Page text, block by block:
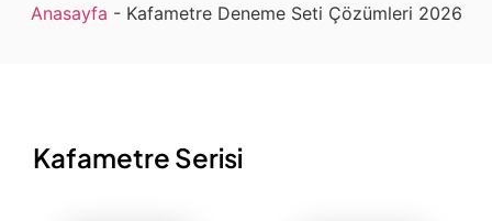
Anasayfa - Kafametre Deneme Seti Çözümleri 2026
Kafametre Serisi